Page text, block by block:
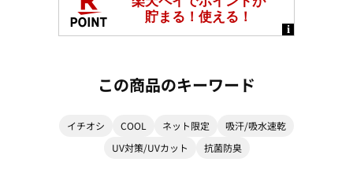
この商品のキーワード
イチオシ COOL ネット限定
吸汗/吸水速乾
UV対策/UVカット
抗菌防臭